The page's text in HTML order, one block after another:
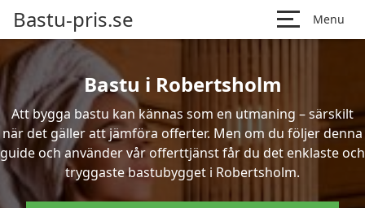
Bastu-pris.se Menu
Bastu i Robertsholm
Att bygga bastu kan kännas som en utmaning – särskilt
när det gäller att jämföra offerter. Men om du följer denna
guide och använder vår offerttjänst får du det enklaste och
tryggaste bastubygget i Robertsholm.